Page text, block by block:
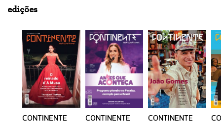
edições
CONTINENTE
CONTINENTE
CONTINENTE